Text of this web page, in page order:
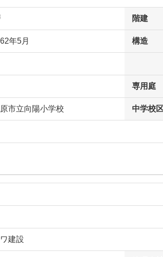
階建
年5月 構造
専用庭
市立向陽小学校 中学校
建設